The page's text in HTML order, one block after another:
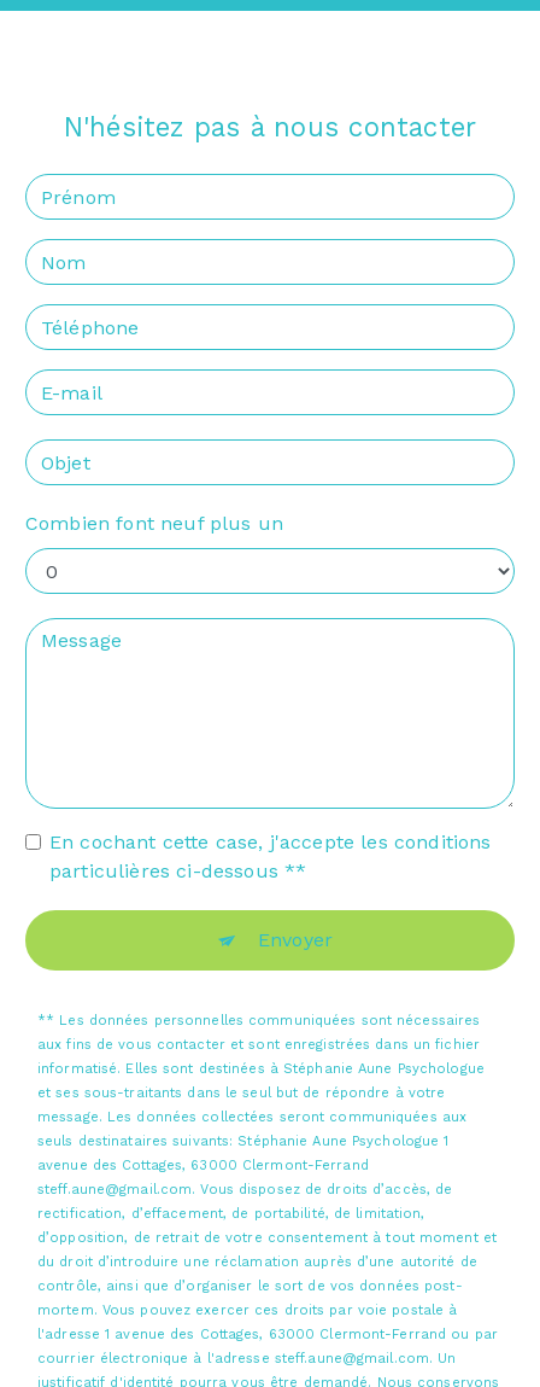
N'hésitez pas à nous contacter
Combien font neuf plus un
En cochant cette case, j'accepte les conditions
particulières ci-dessous **
Envoyer
** Les données personnelles communiquées sont nécessaires
aux fins de vous contacter et sont enregistrées dans un fichier
informatisé. Elles sont destinées à Stéphanie Aune Psychologue
et ses sous-traitants dans le seul but de répondre à votre
message. Les données collectées seront communiquées aux
seuls destinataires suivants: Stéphanie Aune Psychologue 1
avenue des Cottages, 63000 Clermont-Ferrand
steff.aune@gmail.com. Vous disposez de droits d’accès, de
rectification, d’effacement, de portabilité, de limitation,
d’opposition, de retrait de votre consentement à tout moment et
du droit d’introduire une réclamation auprès d’une autorité de
contrôle, ainsi que d’organiser le sort de vos données post-
mortem. Vous pouvez exercer ces droits par voie postale à
l'adresse 1 avenue des Cottages, 63000 Clermont-Ferrand ou par
courrier électronique à l'adresse steff.aune@gmail.com. Un
justificatif d'identité pourra vous être demandé. Nous conservons